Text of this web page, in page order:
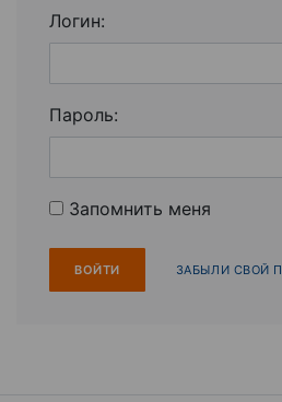
Логин:
Пароль:
Запомнить меня
ЗАБЫЛИ СВОЙ